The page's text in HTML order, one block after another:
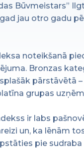
Būvmeistars”
jau otro gadu
noteikšanā
Bronzas
pārstāvētā
grupas
ir labs
un, ka lēnām
pie